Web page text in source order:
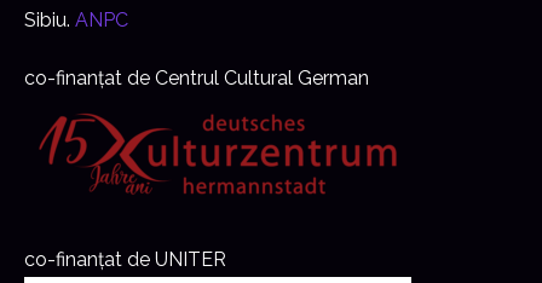
Sibiu. ANPC
co-finanțat de Centrul Cultural German
co-finanțat de UNITER